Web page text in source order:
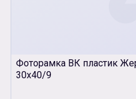
Фоторамка ВК пластик
30х40/9